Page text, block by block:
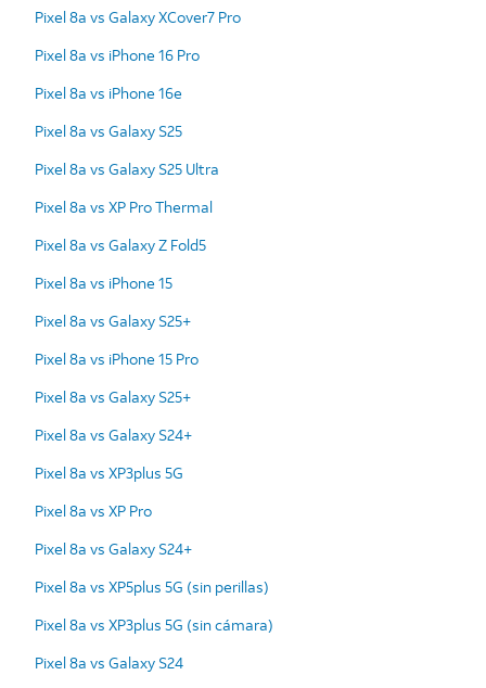
Pixel 8a vs Galaxy XCover7 Pro
Pixel 8a vs iPhone 16 Pro
Pixel 8a vs iPhone 16e
Pixel 8a vs Galaxy S25
Pixel 8a vs Galaxy S25 Ultra
Pixel 8a vs XP Pro Thermal
Pixel 8a vs Galaxy Z Fold5
Pixel 8a vs iPhone 15
Pixel 8a vs Galaxy S25+
Pixel 8a vs iPhone 15 Pro
Pixel 8a vs Galaxy S25+
Pixel 8a vs Galaxy S24+
Pixel 8a vs XP3plus 5G
Pixel 8a vs XP Pro
Pixel 8a vs Galaxy S24+
Pixel 8a vs XP5plus 5G (sin perillas)
Pixel 8a vs XP3plus 5G (sin cámara)
Pixel 8a vs Galaxy S24